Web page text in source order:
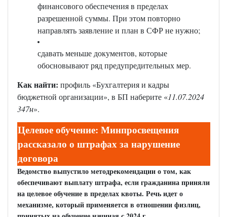
финансового обеспечения в пределах
разрешенной суммы. При этом повторно
направлять заявление и план в СФР не нужно;
сдавать меньше документов, которые
обосновывают ряд предупредительных мер.
Как найти: профиль «Бухгалтерия и кадры
бюджетной организации», в БП наберите «11.07.2024
347н».
Целевое обучение: Минпросвещения
рассказало о штрафах за нарушение
договора
Ведомство выпустило методрекомендации о том, как
обеспечивают выплату штрафа, если гражданина приняли
на целевое обучение в пределах квоты. Речь идет о
механизме, который применяется в отношении физлиц,